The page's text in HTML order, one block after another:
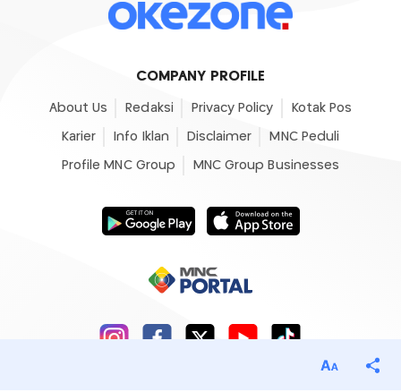
COMPANY PROFILE
About Us Redaksi Privacy Policy Kotak Pos
Karier Info Iklan Disclaimer MNC Peduli
Profile MNC Group MNC Group Businesses